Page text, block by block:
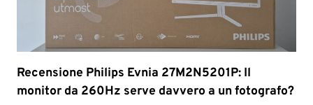
Recensione Philips Evnia 27M2N5201P: Il
monitor da 260Hz serve davvero a un fotografo?